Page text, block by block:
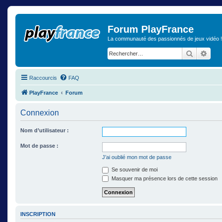
Forum PlayFrance
La communauté des passionnés de jeux vidéo !
Raccourcis FAQ
PlayFrance Forum
Connexion
Nom d’utilisateur :
Mot de passe :
J’ai oublié mon mot de passe
Se souvenir de moi
Masquer ma présence lors de cette session
INSCRIPTION